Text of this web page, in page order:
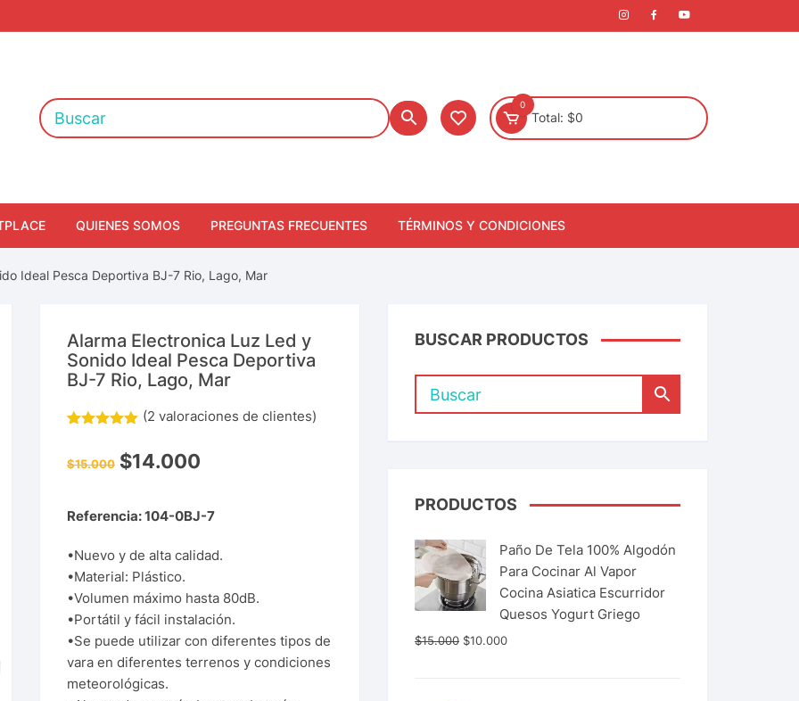
0
Total: $0
QUIENES SOMOS PREGUNTAS FRECUENTES TÉRMINOS Y CONDICIONES
Ideal Pesca Deportiva BJ-7 Rio, Lago, Mar
Alarma Electronica Luz Led y
Sonido Ideal Pesca Deportiva
BJ-7 Rio, Lago, Mar
de 5 en
clientes
(2 valoraciones de clientes)
$15.000 $14.000
Referencia: 104-0BJ-7
•Nuevo y de alta calidad.
•Material: Plástico.
•Volumen máximo hasta 80dB.
•Portátil y fácil instalación.
•Se puede utilizar con diferentes tipos de
vara en diferentes terrenos y condiciones
meteorológicas.
BUSCAR PRODUCTOS
PRODUCTOS
Paño De Tela 100% Algodón
Para Cocinar Al Vapor
Cocina Asiatica Escurridor
Quesos Yogurt Griego
$15.000 $10.000